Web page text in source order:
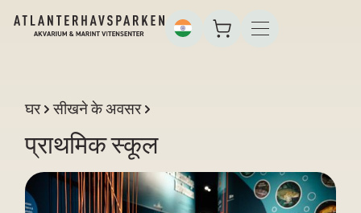
घर सीखने के अवसर
प्राथमिक स्कूल